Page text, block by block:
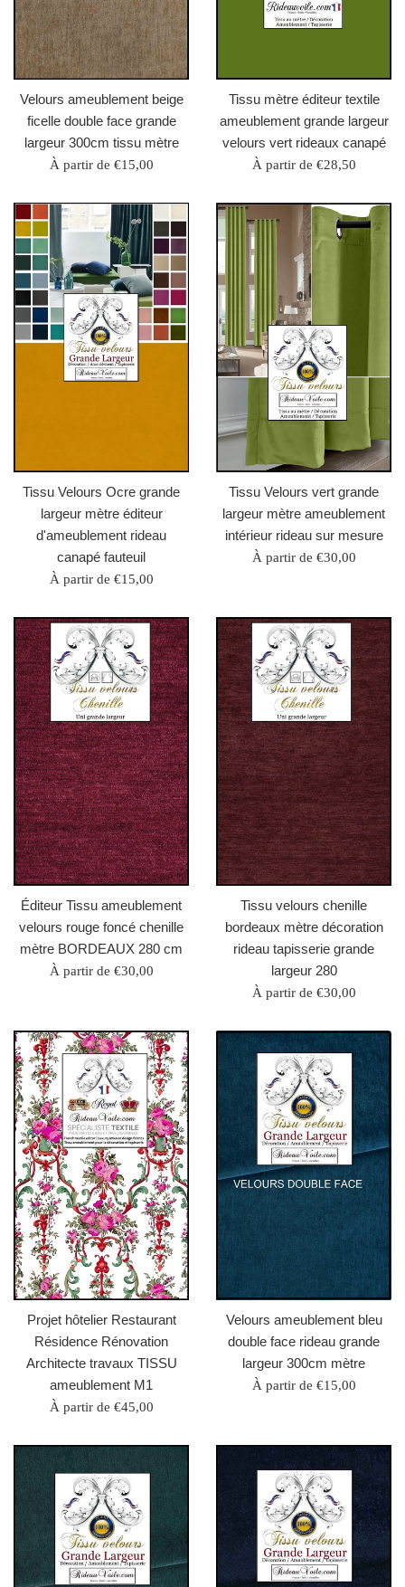
Velours ameublement beige
ficelle double face grande
largeur 300cm tissu mètre
À partir de €15,00
Tissu mètre éditeur textile
ameublement grande largeur
velours vert rideaux canapé
À partir de €28,50
Tissu Velours Ocre grande
largeur mètre éditeur
d'ameublement rideau
canapé fauteuil
À partir de €15,00
Tissu Velours vert grande
largeur mètre ameublement
intérieur rideau sur mesure
À partir de €30,00
Éditeur Tissu ameublement
velours rouge foncé chenille
mètre BORDEAUX 280 cm
À partir de €30,00
Tissu velours chenille
bordeaux mètre décoration
rideau tapisserie grande
largeur 280
À partir de €30,00
Projet hôtelier Restaurant
Résidence Rénovation
Architecte travaux TISSU
ameublement M1
À partir de €45,00
Velours ameublement bleu
double face rideau grande
largeur 300cm mètre
À partir de €15,00